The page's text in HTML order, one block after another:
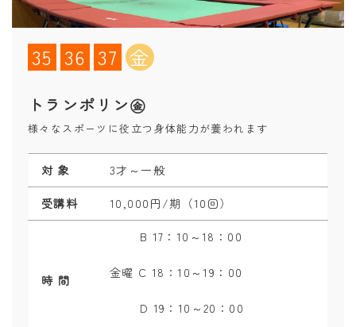
35 36 37 金
トランポリン㊎
様々なスポーツに役立つ身体能力が養われます
対 象 3才～一般
受講料 10,000円/期（10回）
時 間
B 17 ： 10～18 ： 00
金曜 C 18：10～19：00
D 19：10～20：00